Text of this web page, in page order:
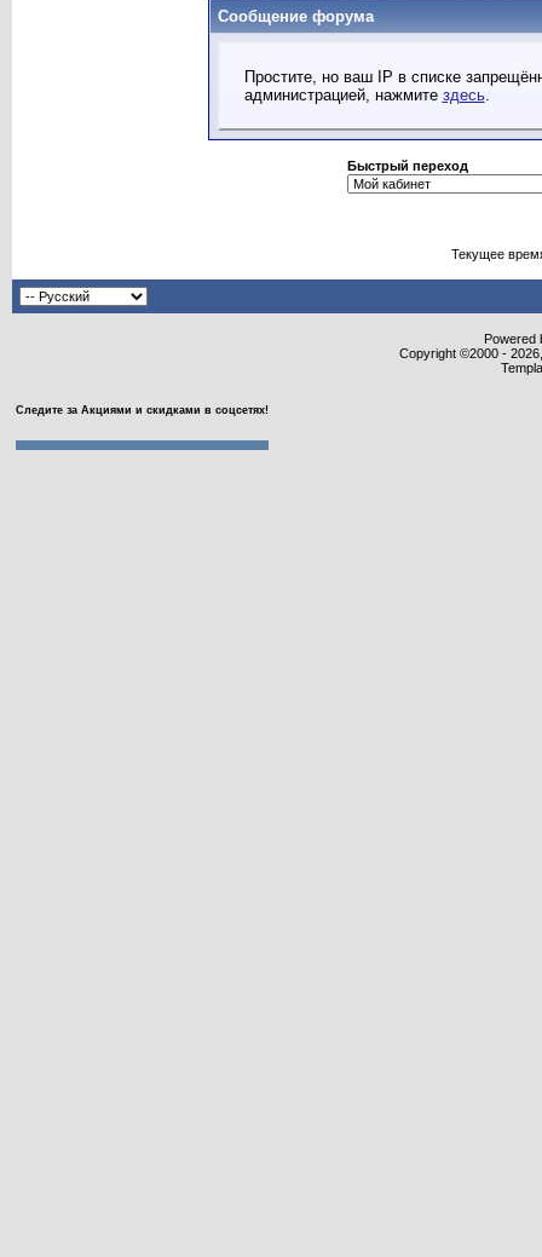
Сообщение форума
Простите, но ваш IP в списке
администрацией, нажмите здесь.
Быстрый переход
Текущее
Powered
Copyright ©2000 -
Следите за Акциями и скидками в соцсетях!